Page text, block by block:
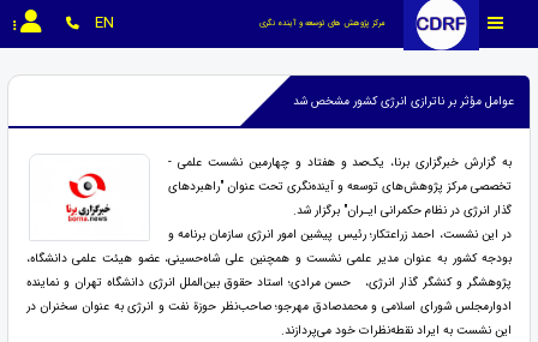
مرکز پژوهش های توسعه و آینده نگری EN
عوامل مؤثر بر ناترازی انرژی کشور مشخص شد
به گزارش خبرگزاری برنا، یک‌صد و هفتاد و چهارمین نشست علمی -
تخصصی مرکز پژوهش‌های توسعه و آینده‌نگری تحت عنوان "راهبرد‌های
گذار انرژی در نظام حکمرانی ایـران" برگزار شد.
در این نشست، احمد زراعتکار؛ رئیس پیشین امور انرژی سازمان برنامه و
بودجه کشور به عنوان مدیر علمی نشست و همچنین علی شاه‌حسینی، عضو هیئت علمی دانشگاه،
پژوهشگر و کنشگر گذار انرژی، حسن مرادی؛ استاد حقوق بین‌الملل انرژی دانشگاه تهران و نماینده
ادوارمجلس شورای اسلامی و محمدصادق مهرجو؛ صاحب‌نظر حوزة نفت و انرژی به عنوان سخنران در
این نشست به ایراد نقطه‌نظرات خود می‌پردازند.